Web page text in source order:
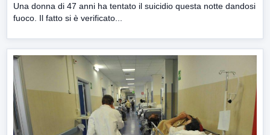
Una donna di 47 anni ha tentato il suicidio questa notte dandosi
fuoco. Il fatto si è verificato...